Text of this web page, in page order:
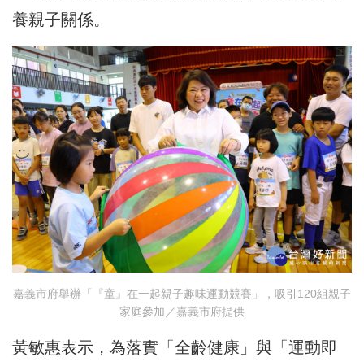
養親子關係。
嘉義市府舉辦「『童』在一起親子趣味運動競賽」，吸引120組親子
家庭參加／嘉義市府提供
黃敏惠表示，為落實「全齡健康」與「運動即